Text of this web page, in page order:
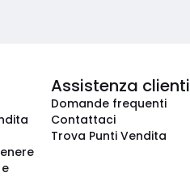
Assistenza clienti
Domande frequenti
Contattaci
Trova Punti Vendita